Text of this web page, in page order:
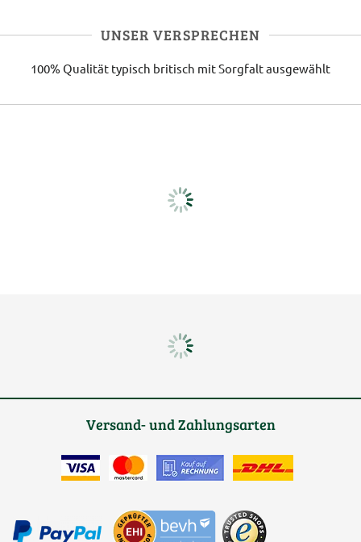
UNSER VERSPRECHEN
100% Qualität typisch britisch mit Sorgfalt ausgewählt
Versand- und Zahlungsarten